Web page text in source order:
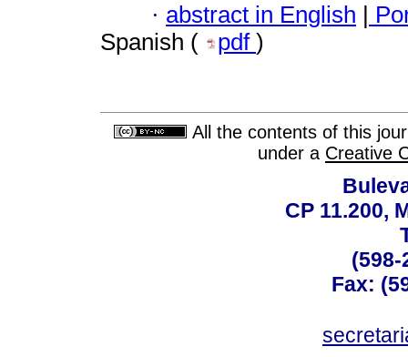
· abstract in English |
Spanish (
pdf )
All the contents of this
under a Creative
CP 11.200,
(598-
Fax: